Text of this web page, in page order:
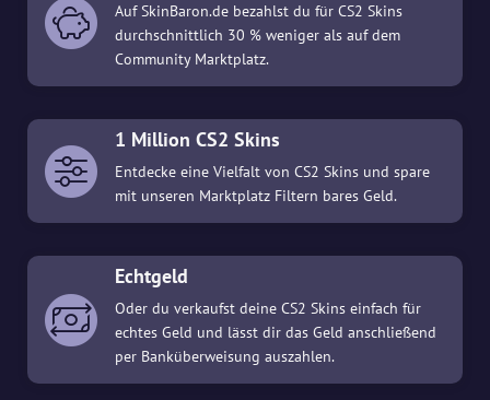
Auf SkinBaron.de bezahlst du für CS2 Skins
durchschnittlich 30 % weniger als auf dem
Community Marktplatz.
1 Million CS2 Skins
Entdecke eine Vielfalt von CS2 Skins und spare
mit unseren Marktplatz Filtern bares Geld.
Echtgeld
Oder du verkaufst deine CS2 Skins einfach für
echtes Geld und lässt dir das Geld anschließend
per Banküberweisung auszahlen.